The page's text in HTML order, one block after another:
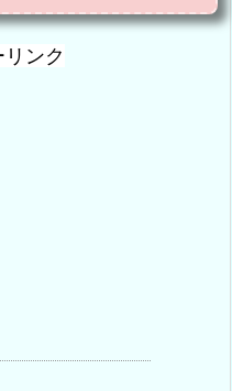
思います。概要G512は2018年にLogicool社から
ンク